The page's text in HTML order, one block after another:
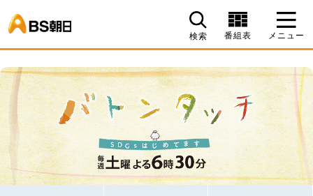
検索 番組表 メニュー